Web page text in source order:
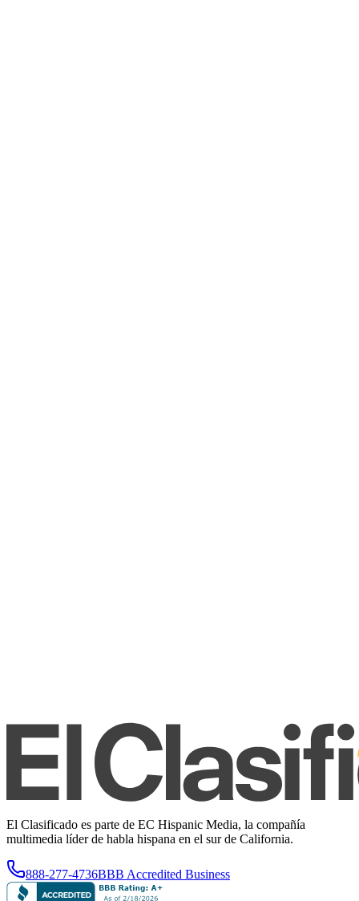
El Clasificado es parte de EC Hispanic Media, la compañía
multimedia líder de habla hispana en el sur de California.
888-277-4736BBB Accredited Business